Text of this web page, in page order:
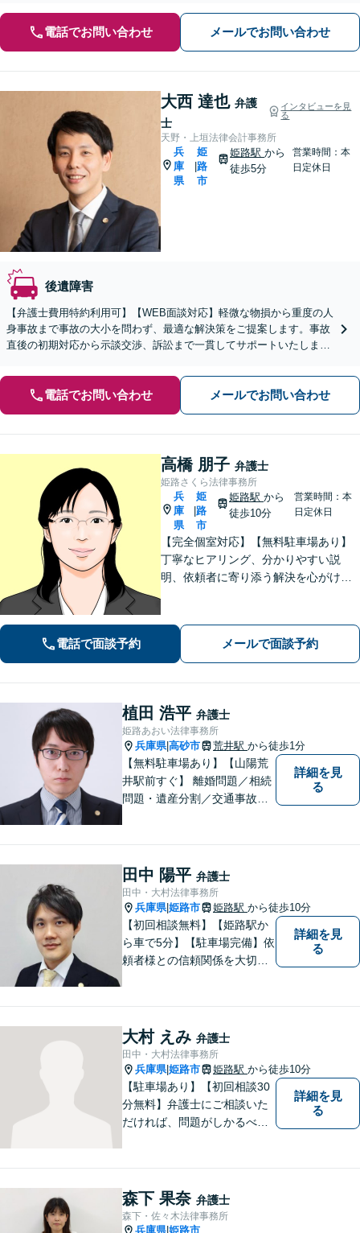
電話でお問い合わせ メールでお問い合わせ
大西 達也 弁護
士
インタビューを見
る
天野・上垣法律会計事務所
兵
庫
県
姫
路
市
姫路駅から
徒歩5分
営業時間：本
日定休日
後遺障害
【弁護士費用特約利用可】【WEB面談対応】軽微な物損から重度の人
身事故まで事故の大小を問わず、最適な解決策をご提案します。事故
直後の初期対応から示談交渉、訴訟まで一貫してサポートいたします
電話でお問い合わせ メールでお問い合わせ
高橋 朋子 弁護士
姫路さくら法律事務所
兵
庫
県
姫
路
市
姫路駅 から
徒歩10分
営業時間：本
日定休日
【完全個室対応】【無料駐車場あり】
丁寧なヒアリング、分かりやすい説
明、依頼者に寄り添う解決を心がけて
し、賃料請求、区分所有等）に関する
問題についてもご相談下さい。
電話で面談予約 メールで面談予約
植田 浩平 弁護士
姫路あおい法律事務所
兵庫県|高砂市 荒井駅 から徒歩1分
【無料駐車場あり】【山陽荒
井駅前すぐ】 離婚問題／相続
問題・遺産分割／交通事故／
ください。
詳細を見
る
田中 陽平 弁護士
田中・大村法律事務所
兵庫県|姫路市 姫路駅 から徒歩10分
【初回相談無料】【姫路駅か
ら車で5分】【駐車場完備】依
頼者様との信頼関係を大切
談をお受けしております。離
婚・借金問題・交通事故・企
業法務など幅広く対応してい
ます。
詳細を見
る
大村 えみ 弁護士
田中・大村法律事務所
兵庫県|姫路市 姫路駅 から徒歩10分
【駐車場あり】【初回相談30
分無料】弁護士にご相談いた
だければ、問題がしかるべき
ら、お早めに弁護士にご相談
ください。
詳細を見
る
森下 果奈 弁護士
森下・佐々木法律事務所
兵庫県 姫路市